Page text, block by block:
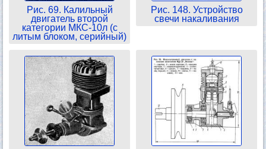
Рис. 69. Калильный
двигатель второй
категории МКС-10л (с
литым блоком, серийный)
Рис. 148. Устройство
свечи накаливания